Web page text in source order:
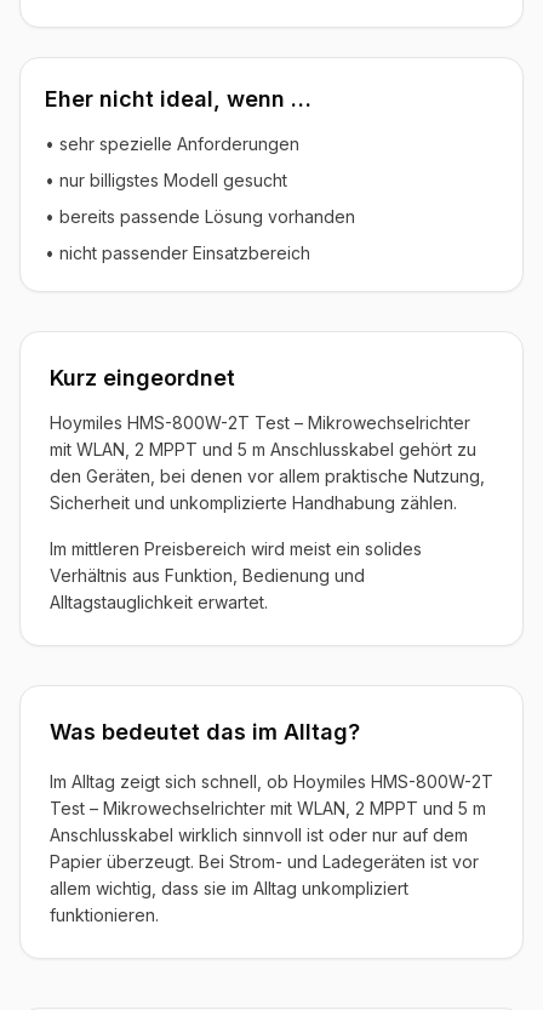
Eher nicht ideal, wenn …
• sehr spezielle Anforderungen
• nur billigstes Modell gesucht
• bereits passende Lösung vorhanden
• nicht passender Einsatzbereich
Kurz eingeordnet
Hoymiles HMS-800W-2T Test – Mikrowechselrichter
mit WLAN, 2 MPPT und 5 m Anschlusskabel gehört zu
den Geräten, bei denen vor allem praktische Nutzung,
Sicherheit und unkomplizierte Handhabung zählen.
Im mittleren Preisbereich wird meist ein solides
Verhältnis aus Funktion, Bedienung und
Alltagstauglichkeit erwartet.
Was bedeutet das im Alltag?
Im Alltag zeigt sich schnell, ob Hoymiles HMS-800W-2T
Test – Mikrowechselrichter mit WLAN, 2 MPPT und 5 m
Anschlusskabel wirklich sinnvoll ist oder nur auf dem
Papier überzeugt. Bei Strom- und Ladegeräten ist vor
allem wichtig, dass sie im Alltag unkompliziert
funktionieren.